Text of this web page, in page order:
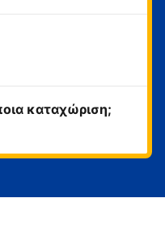
καταχώριση;